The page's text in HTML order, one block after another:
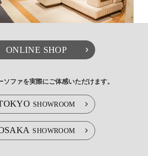
ONLINE SHOP
ファを実際にご体感いただけます。
SHOWROOM
SHOWROOM